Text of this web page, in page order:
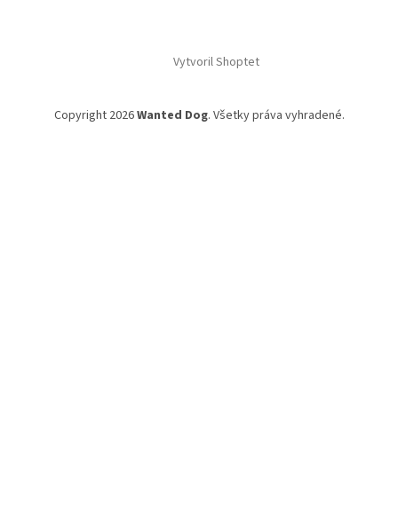
Vytvoril Shoptet
Copyright 2026Wanted Dog. Všetky práva vyhradené.